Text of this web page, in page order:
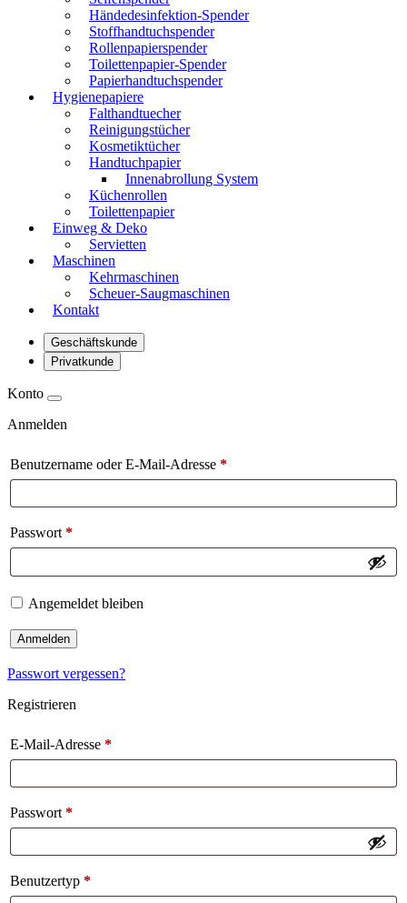
Händedesinfektion-Spender
Stoffhandtuchspender
Rollenpapierspender
Toilettenpapier-Spender
Papierhandtuchspender
Hygienepapiere
Falthandtuecher
Reinigungstücher
Kosmetiktücher
Handtuchpapier
Innenabrollung System
Küchenrollen
Toilettenpapier
Einweg & Deko
Servietten
Maschinen
Kehrmaschinen
Scheuer-Saugmaschinen
Kontakt
Geschäftskunde
Privatkunde
Konto
Anmelden
Benutzername oder E-Mail-Adresse *
Passwort *
Angemeldet bleiben
Anmelden
Passwort vergessen?
Registrieren
E-Mail-Adresse *
Passwort *
Benutzertyp *